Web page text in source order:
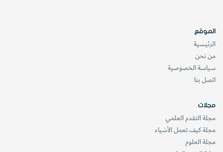
الموقع
الرئيسية
من نحن
سياسة الخصوصية
اتصل بنا
مجلات
مجلة التقدم العلمي
مجلة كيف تعمل الأشياء
مجلة العلوم